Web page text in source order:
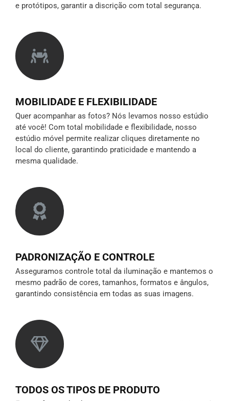
e protótipos, garantir a discrição com total segurança.
MOBILIDADE E FLEXIBILIDADE
Quer acompanhar as fotos? Nós levamos nosso estúdio
até você! Com total mobilidade e flexibilidade, nosso
estúdio móvel permite realizar cliques diretamente no
local do cliente, garantindo praticidade e mantendo a
mesma qualidade.
PADRONIZAÇÃO E CONTROLE
Asseguramos controle total da iluminação e mantemos o
mesmo padrão de cores, tamanhos, formatos e ângulos,
garantindo consistência em todas as suas imagens.
TODOS OS TIPOS DE PRODUTO